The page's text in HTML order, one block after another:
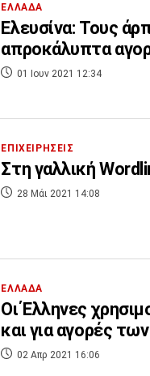
ΕΛΛΑΔΑ
Ελευσίνα: Τους
απροκάλυπτα
01 Ιουν 2021 12:34
ΕΠΙΧΕΙΡΗΣΕΙΣ
Στη γαλλική
28 Μάι 2021 14:08
ΕΛΛΑΔΑ
Οι Έλληνες
και για αγορές
02 Απρ 2021 16:06